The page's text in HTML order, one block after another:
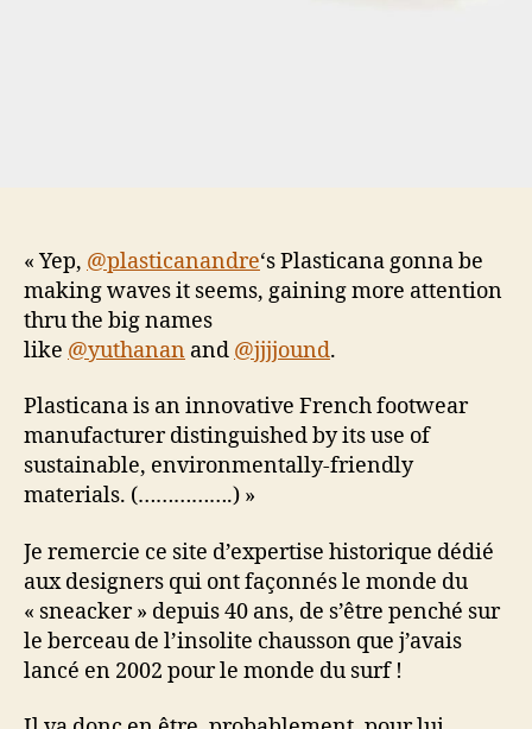
« Yep, @plasticanandre‘s Plasticana gonna be
making waves it seems, gaining more attention
thru the big names
like @yuthanan and @jjjjound.
Plasticana is an innovative French footwear
manufacturer distinguished by its use of
sustainable, environmentally-friendly
materials. (…………….) »
Je remercie ce site d’expertise historique dédié
aux designers qui ont façonnés le monde du
« sneacker » depuis 40 ans, de s’être penché sur
le berceau de l’insolite chausson que j’avais
lancé en 2002 pour le monde du surf !